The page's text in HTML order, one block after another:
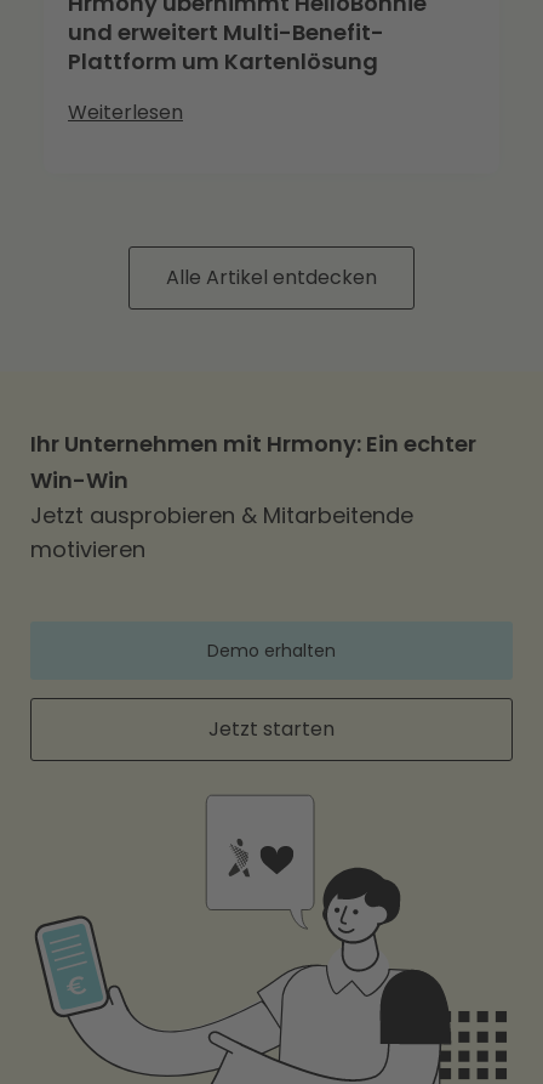
und erweitert Multi-Benefit-
Plattform um Kartenlösung
Weiterlesen
Alle Artikel entdecken
Ihr Unternehmen mit Hrmony: Ein echter
Win-Win
Jetzt ausprobieren & Mitarbeitende
motivieren
Demo erhalten
Jetzt starten